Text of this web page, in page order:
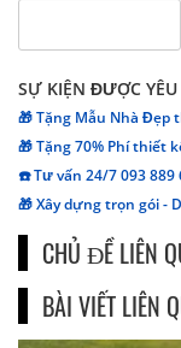
SỰ KIỆN ĐƯỢC
🎁 Tặng Mẫu Nhà Đẹp
🎁 Tặng 70% Phí thiết
☎️ Tư vấn 24/7 093 889
🎁 Xây dựng trọn gói -
CHỦ ĐỀ LIÊN
BÀI VIẾT LIÊN